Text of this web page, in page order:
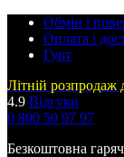
Обмін і
Оплата і
Гурт
Літній розпродаж
4.9 Відгуки
0 800 50 97 97
Безкоштовна